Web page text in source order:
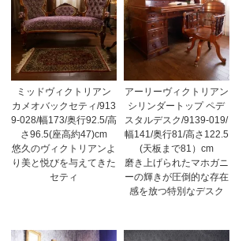
ミッドヴィクトリアン
カメオバックセティ/913
9-028/幅173/奥行92.5/高
さ96.5(座高約47)cm
悠久のヴィクトリアンよ
り美と悦びを与えてきた
セティ
アーリーヴィクトリアン
シリンダートップ ペデ
スタルデスク/9139-019/
幅141/奥行81/高さ122.5
(天板まで81）cm
磨き上げられたマホガニ
ーの輝きが圧倒的な存在
感を放つ特別なデスク